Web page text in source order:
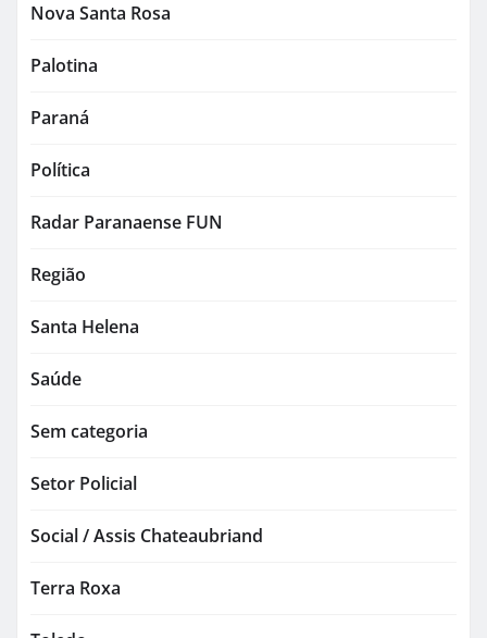
Nova Santa Rosa
Palotina
Paraná
Política
Radar Paranaense FUN
Região
Santa Helena
Saúde
Sem categoria
Setor Policial
Social / Assis Chateaubriand
Terra Roxa